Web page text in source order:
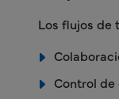
Los flujos de
Control